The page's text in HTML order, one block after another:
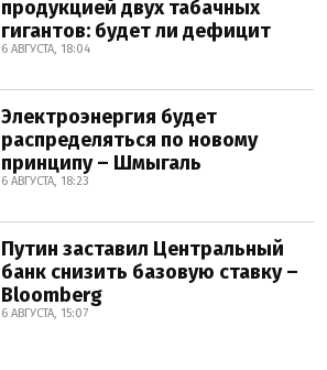
продукцией двух табачных
гигантов: будет ли дефицит
6 АВГУСТА, 18:04
Электроэнергия будет
распределяться по новому
принципу – Шмыгаль
6 АВГУСТА, 18:23
Путин заставил Центральный
банк снизить базовую ставку –
Bloomberg
6 АВГУСТА, 15:07